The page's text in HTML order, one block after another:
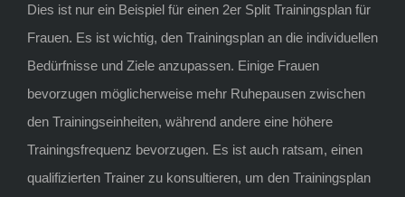
Dies ist nur ein Beispiel für einen 2er Split Trainingsplan für
Frauen. Es ist wichtig, den Trainingsplan an die individuellen
Bedürfnisse und Ziele anzupassen. Einige Frauen
bevorzugen möglicherweise mehr Ruhepausen zwischen
den Trainingseinheiten, während andere eine höhere
Trainingsfrequenz bevorzugen. Es ist auch ratsam, einen
qualifizierten Trainer zu konsultieren, um den Trainingsplan